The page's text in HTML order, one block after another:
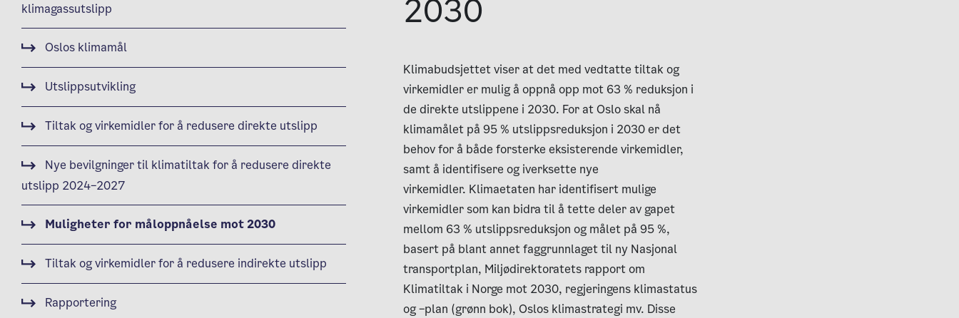
klimagassutslipp
Oslos klimamål
Utslippsutvikling
Tiltak og virkemidler for å redusere direkte utslipp
Nye bevilgninger til klimatiltak for å redusere direkte
utslipp 2024–2027
Muligheter for måloppnåelse mot 2030
Tiltak og virkemidler for å redusere indirekte utslipp
Rapportering
2030
Klimabudsjettet viser at det med vedtatte tiltak og
virkemidler er mulig å oppnå opp mot 63 % reduksjon i
de direkte utslippene i 2030. For at Oslo skal nå
klimamålet på 95 % utslippsreduksjon i 2030 er det
behov for å både forsterke eksisterende virkemidler,
samt å identifisere og iverksette nye
virkemidler. Klimaetaten har identifisert mulige
virkemidler som kan bidra til å tette deler av gapet
mellom 63 % utslippsreduksjon og målet på 95 %,
basert på blant annet faggrunnlaget til ny Nasjonal
transportplan, Miljødirektoratets rapport om
Klimatiltak i Norge mot 2030, regjeringens klimastatus
og –plan (grønn bok), Oslos klimastrategi mv. Disse